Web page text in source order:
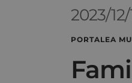
2023/
PORTALEA